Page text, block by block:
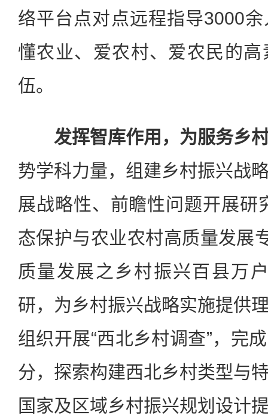
络平台点对点远程指导3000
懂农业、爱农村、爱农民的
伍。
发挥智库作用，为服务乡
势学科力量，组建乡村振兴战
展战略性、前瞻性问题开展研
态保护与农业农村高质量发展
质量发展之乡村振兴百县万
研，为乡村振兴战略实施提供
组织开展“西北乡村调查”，完
分，探索构建西北乡村类型与
国家及区域乡村振兴规划设计